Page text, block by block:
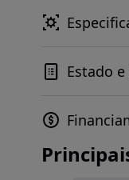
Estado